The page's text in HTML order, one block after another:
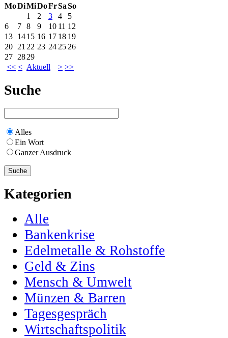
MoDiMiDoFrSaSo
<< < Aktuell > >>
1 2 3 4
5
6
7 8 9 10 11 12
13 1415 16 17 18 19
20 21 22 23 24 25 26
27 2829
Suche
Alles
Ein Wort
Ganzer Ausdruck
Kategorien
Alle
Bankenkrise
Edelmetalle & Rohstoffe
Geld & Zins
Mensch & Umwelt
Münzen & Barren
Tagesgespräch
Wirtschaftspolitik